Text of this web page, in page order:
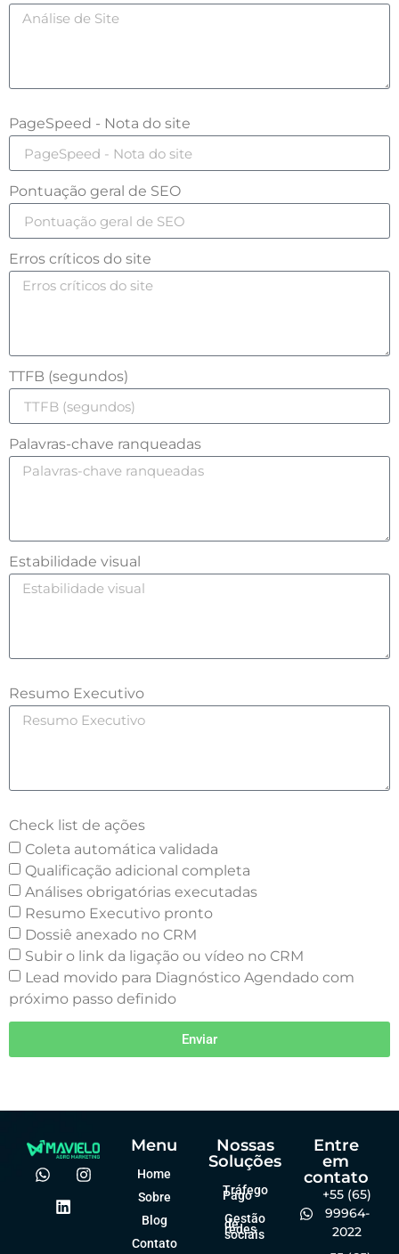
PageSpeed - Nota do site
Pontuação geral de SEO
Erros críticos do site
TTFB (segundos)
Palavras-chave ranqueadas
Estabilidade visual
Resumo Executivo
Check list de ações
Coleta automática validada
Qualificação adicional completa
Análises obrigatórias executadas
Resumo Executivo pronto
Dossiê anexado no CRM
Subir o link da ligação ou vídeo no CRM
Lead movido para Diagnóstico Agendado com
próximo passo definido
Enviar
Menu
Home
Sobre
Blog
Contato
Nossas
Soluções
Tráfego
Pago
Gestão
de
redes
sociais
Entre
em
contato
+55 (65)
99964-
2022